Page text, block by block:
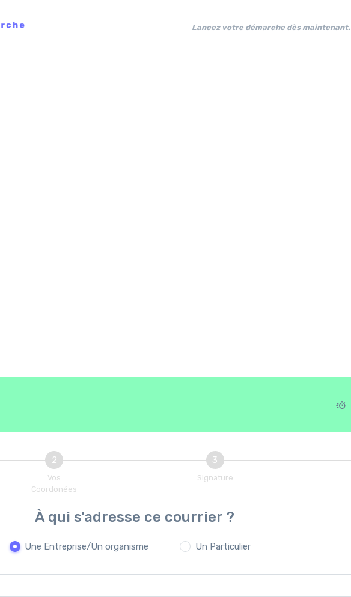
Lancez votre démarche dès maintenant.
2
Vos
Coordonées
3
Signature
À qui s'adresse ce courrier ?
Une Entreprise/Un organisme Un Particulier